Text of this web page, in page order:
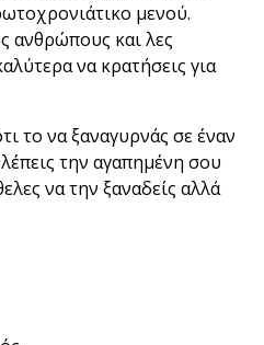
μενού.
ανθρώπους και λες
να κρατήσεις για
το να ξαναγυρνάς σε έναν
την αγαπημένη σου
να την ξαναδείς αλλά